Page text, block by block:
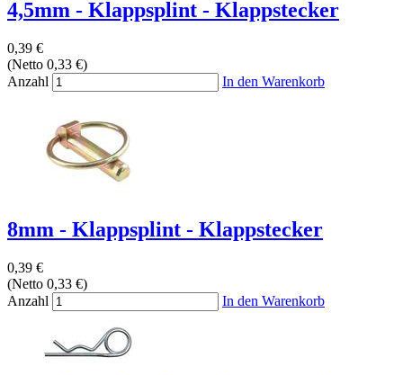
4,5mm - Klappsplint - Klappstecker
0,39 €
(Netto 0,33 €)
Anzahl
In den Warenkorb
8mm - Klappsplint - Klappstecker
0,39 €
(Netto 0,33 €)
Anzahl
In den Warenkorb